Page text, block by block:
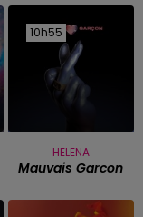
10h55
10h55
HELENA
Mauvais Garcon